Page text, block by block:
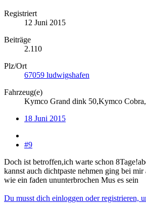
Registriert
12 Juni 2015
Beiträge
2.110
Plz/Ort
67059 ludwigshafen
Fahrzeug(e)
Kymco Grand dink 50,Kymco
18 Juni 2015
#9
Doch ist betroffen,ich warte schon
kannst auch dichtpaste nehmen ging bei
wie ein faden ununterbrochen Mus es sein
Du musst dich einloggen oder registrieren,